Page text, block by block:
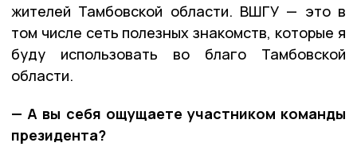
жителей Тамбовской области. ВШГУ — это в
том числе сеть полезных знакомств, которые я
буду использовать во благо Тамбовской
области.
— А вы себя ощущаете участником команды
президента?